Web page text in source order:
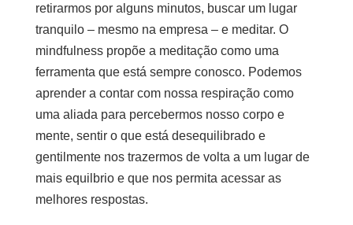
retirarmos por alguns minutos, buscar um lugar
tranquilo – mesmo na empresa – e meditar. O
mindfulness propõe a meditação como uma
ferramenta que está sempre conosco. Podemos
aprender a contar com nossa respiração como
uma aliada para percebermos nosso corpo e
mente, sentir o que está desequilibrado e
gentilmente nos trazermos de volta a um lugar de
mais equilbrio e que nos permita acessar as
melhores respostas.